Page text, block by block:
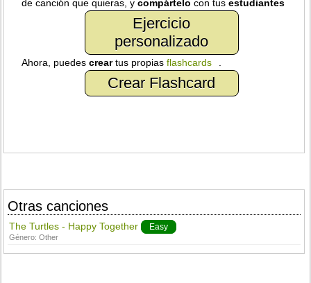
de canción que quieras, ycompártelo con tusestudiantes
Ejercicio
personalizado
Ahora, puedescreartus propiasflashcards
Crear Flashcard
Otras canciones
The Turtles - Happy Together Easy
Género:Other